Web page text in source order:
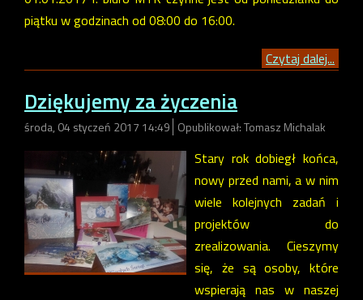
piątku w godzinach od 08:00 do 16:00.
Czytaj dalej...
Dziękujemy za życzenia
środa, 04 styczeń 2017 14:49 Opublikował: Tomasz Michalak
Stary rok dobiegł końca,
nowy przed nami, a w nim
wiele kolejnych zadań i
projektów do
zrealizowania. Cieszymy
się, że są osoby, które
wspierają nas w naszej